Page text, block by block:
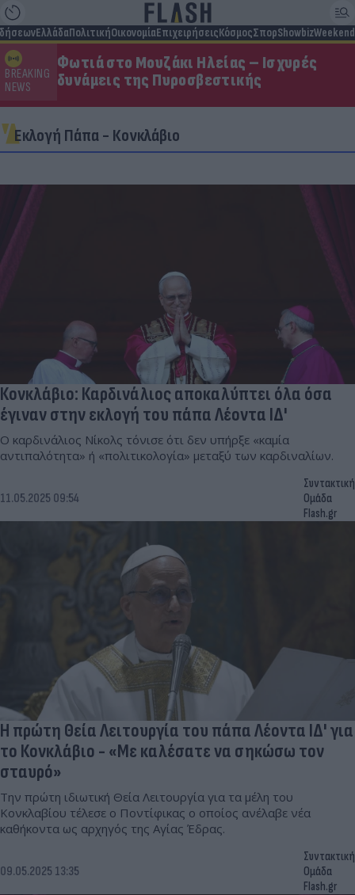
ΕλλάδαΠολιτικήΟικονομίαΕπιχειρήσειςΚόσμοςΣπορShowbizWeekend
BREAKING
NEWS
Φωτιά στο Μουζάκι Ηλείας – Ισχυρές
δυνάμεις της Πυροσβεστικής
Εκλογή Πάπα - Κονκλάβιο
Κονκλάβιο: Καρδινάλιος αποκαλύπτει όλα όσα
έγιναν στην εκλογή του πάπα Λέοντα ΙΔ'
Ο καρδινάλιος Νίκολς τόνισε ότι δεν υπήρξε «καμία
αντιπαλότητα» ή «πολιτικολογία» μεταξύ των καρδιναλίων.
11.05.2025 09:54
Συντακτική
Ομάδα
Flash.gr
Η πρώτη Θεία Λειτουργία του πάπα Λέοντα ΙΔ' για
το Κονκλάβιο - «Με καλέσατε να σηκώσω τον
σταυρό»
Την πρώτη ιδιωτική Θεία Λειτουργία για τα μέλη του
Κονκλαβίου τέλεσε ο Ποντίφικας ο οποίος ανέλαβε νέα
καθήκοντα ως αρχηγός της Αγίας Έδρας.
09.05.2025 13:35
Συντακτική
Ομάδα
Flash.gr